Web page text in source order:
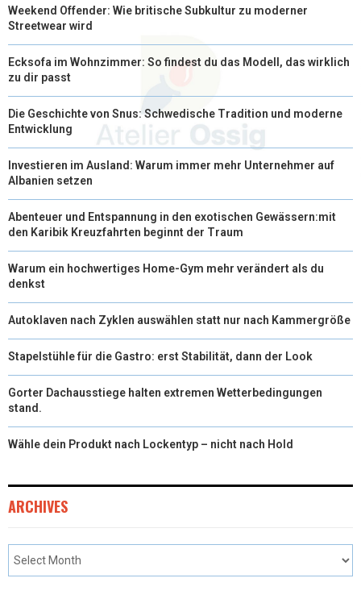
Weekend Offender: Wie britische Subkultur zu moderner
Streetwear wird
Ecksofa im Wohnzimmer: So findest du das Modell, das wirklich
zu dir passt
Die Geschichte von Snus: Schwedische Tradition und moderne
Entwicklung
Investieren im Ausland: Warum immer mehr Unternehmer auf
Albanien setzen
Abenteuer und Entspannung in den exotischen Gewässern:mit
den Karibik Kreuzfahrten beginnt der Traum
Warum ein hochwertiges Home-Gym mehr verändert als du
denkst
Autoklaven nach Zyklen auswählen statt nur nach Kammergröße
Stapelstühle für die Gastro: erst Stabilität, dann der Look
Gorter Dachausstiege halten extremen Wetterbedingungen
stand.
Wähle dein Produkt nach Lockentyp – nicht nach Hold
ARCHIVES